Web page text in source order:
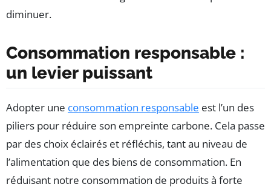
diminuer.
Consommation responsable :
un levier puissant
Adopter une consommation responsable est l’un des
piliers pour réduire son empreinte carbone. Cela passe
par des choix éclairés et réfléchis, tant au niveau de
l’alimentation que des biens de consommation. En
réduisant notre consommation de produits à forte